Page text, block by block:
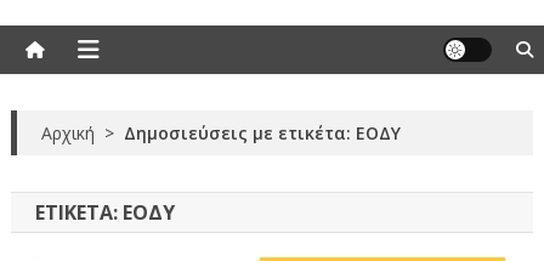
Αρχική > Δημοσιεύσεις με ετικέτα: ΕΟΔΥ
ΕΤΙΚΈΤΑ: ΕΟΔΥ